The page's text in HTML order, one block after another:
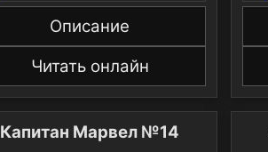
Описание
Читать онлайн
Капитан Марвел №14